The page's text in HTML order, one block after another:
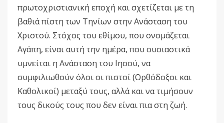
πρωτοχριστιανική εποχή και σχετίζεται με τη
βαθιά πίστη των Τηνίων στην Ανάσταση του
Χριστού. Στόχος του εθίμου, που ονομάζεται
Αγάπη, είναι αυτή την ημέρα, που ουσιαστικά
υμνείται η Ανάσταση του Ιησού, να
συμφιλιωθούν όλοι οι πιστοί (Ορθόδοξοι και
Καθολικοί) μεταξύ τους, αλλά και να τιμήσουν
τους δικούς τους που δεν είναι πια στη ζωή.